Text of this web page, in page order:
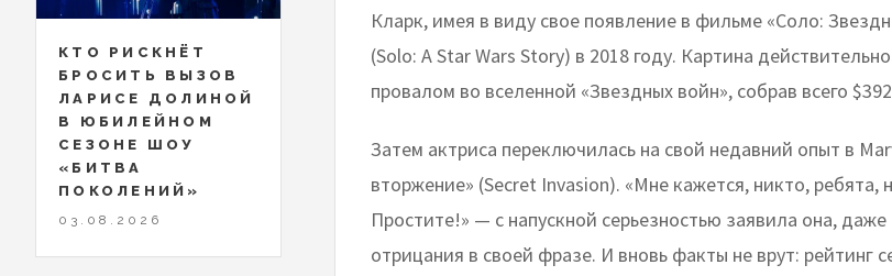
Кларк, имея в виду свое появление в фильме «Соло:
(Solo: A Star Wars Story) в 2018 году. Картина
провалом во вселенной «Звездных войн», собрав всего
Затем актриса переключилась на свой недавний опыт в
вторжение» (Secret Invasion). «Мне кажется, никто, ребята,
Простите!» — с напускной серьезностью заявила она,
отрицания в своей фразе. И вновь факты не врут: рейтинг
КТО РИСКНЁТ
БРОСИТЬ ВЫЗОВ
ЛАРИСЕ ДОЛИНОЙ
В ЮБИЛЕЙНОМ
СЕЗОНЕ ШОУ
«БИТВА
ПОКОЛЕНИЙ»
03.08.2026